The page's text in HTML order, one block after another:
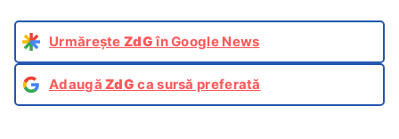
Urmărește ZdGîn Google News
AdaugăZdG ca sursă preferată